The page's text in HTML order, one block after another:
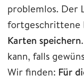
problemlos. Der
fortgeschrittene
Karten speichern
kann, falls
Wir finden: Für